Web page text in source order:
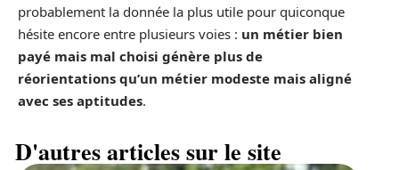
probablement la donnée la plus utile pour quiconque
hésite encore entre plusieurs voies : un métier bien
payé mais mal choisi génère plus de
réorientations qu’un métier modeste mais aligné
avec ses aptitudes.
D'autres articles sur le site